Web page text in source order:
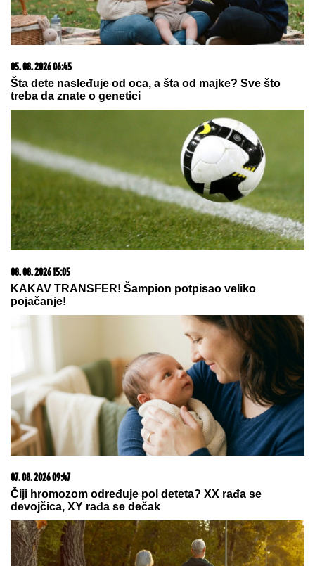
PROMENILA VERU, PA SAMA
OBJAVILA SVOJ INTIMNI SNIMAK
Pevačica opet šokira, slika stopala u
Asmin podelio Majin SNIMAK posle DRAME I
RAZBIJENE ŠOFERKE - svi se pitaju KOLIKO LI ĆE
OVO POTRAJATI? (VIDEO)
JOKIĆ GLEDA U NEVERICI:
Amerikanci ostali zapanjeni, šta to
radi Denver?
PRVI SNIMAK TEE TAIROVIĆ I MUŽA
NAKON SAOBRAĆAJKE!Uhvaćeni
zajedno u Budvi: Ivan sa ZAVOJEM
preko celog stopala, a evo kako
pevačica izgleda nakon udesa u
Crnoj Gori